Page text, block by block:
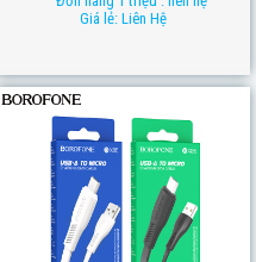
Giá lẻ: Liên Hệ